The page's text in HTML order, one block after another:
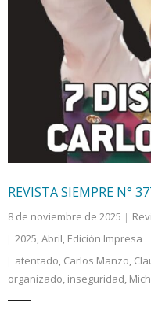
REVISTA SIEMPRE N°
8 de noviembre de 2025
2025 Abril Edición Impresa
atentado Carlos Manzo
organizado inseguridad